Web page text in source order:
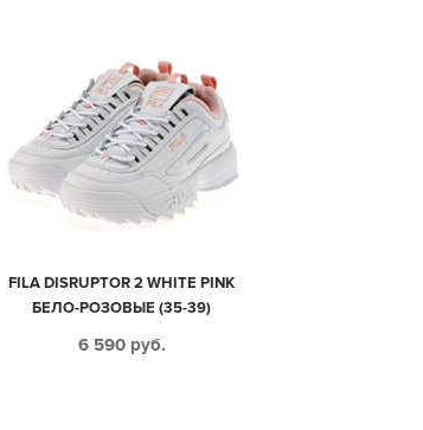
FILA DISRUPTOR 2 WHITE PINK
БЕЛО-РОЗОВЫЕ (35-39)
6 590 руб.